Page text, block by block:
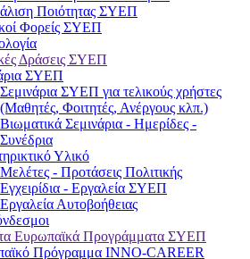
Ποιότητας ΣΥΕΠ
Φορείς ΣΥΕΠ
Δράσεις ΣΥΕΠ
ΣΥΕΠ
Σεμινάρια ΣΥΕΠ για τελικούς χρήστες
(Μαθητές, Φοιτητές, Ανέργους κλπ.)
Βιωματικά Σεμινάρια - Ημερίδες -
Συνέδρια
Υλικό
Μελέτες - Προτάσεις Πολιτικής
Εγχειρίδια - Εργαλεία ΣΥΕΠ
Εργαλεία Αυτοβοήθειας
Ευρωπαϊκά Προγράμματα ΣΥΕΠ
Πρόγραμμα INNO-CAREER